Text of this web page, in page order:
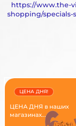
https://www.the-
shopping/specials-
ЦЕНА ДНЯ в наших
магазинах...
ЦЕНА ДНЯ!